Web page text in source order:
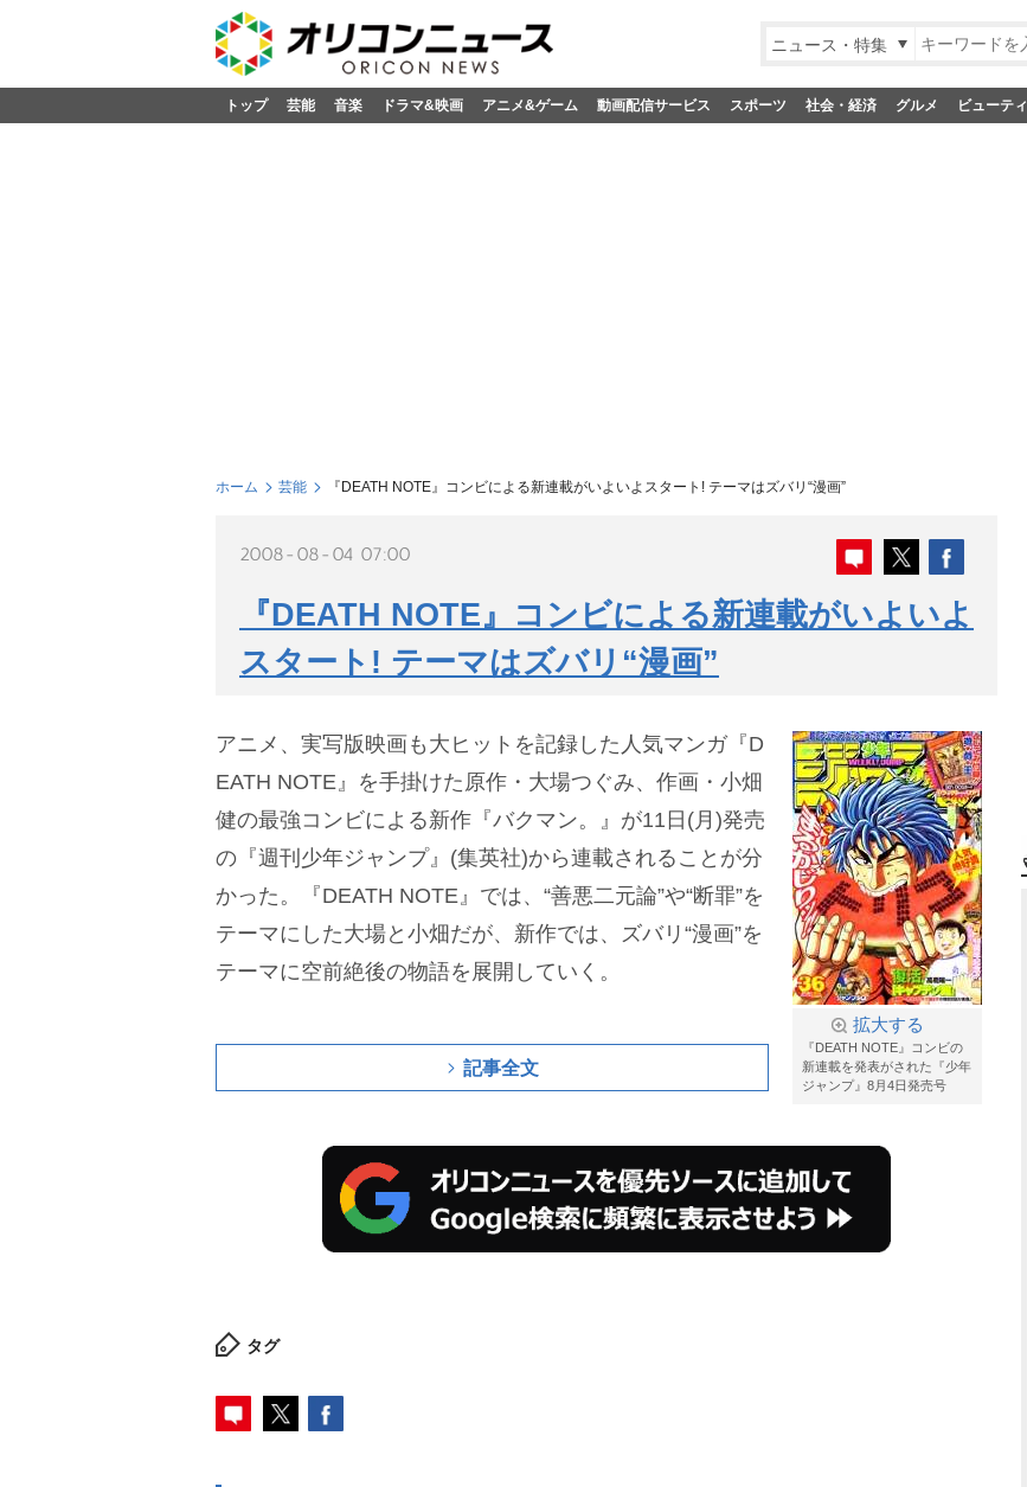
ニュース・特集
トップ 芸能 音楽 ドラマ&映画 アニメ&ゲーム 動画配信サービス スポーツ 社会・経済 グルメ ビューティ
ホーム 芸能 『DEATH NOTE』コンビによる新連載がいよいよスタート! テーマはズバリ“漫画”
2008-08-04 07:00
『DEATH NOTE』コンビによる新連載がいよいよ
スタート! テーマはズバリ“漫画”
拡大する
『DEATH NOTE』コンビの
新連載を発表がされた『少年
ジャンプ』8月4日発売号
アニメ、実写版映画も大ヒットを記録した人気マンガ『D
EATH NOTE』を手掛けた原作・大場つぐみ、作画・小畑
健の最強コンビによる新作『バクマン。』が11日(月)発売
の『週刊少年ジャンプ』(集英社)から連載されることが分
かった。『DEATH NOTE』では、“善悪二元論”や“断罪”を
テーマにした大場と小畑だが、新作では、ズバリ“漫画”を
テーマに空前絶後の物語を展開していく。
記事全文
タグ